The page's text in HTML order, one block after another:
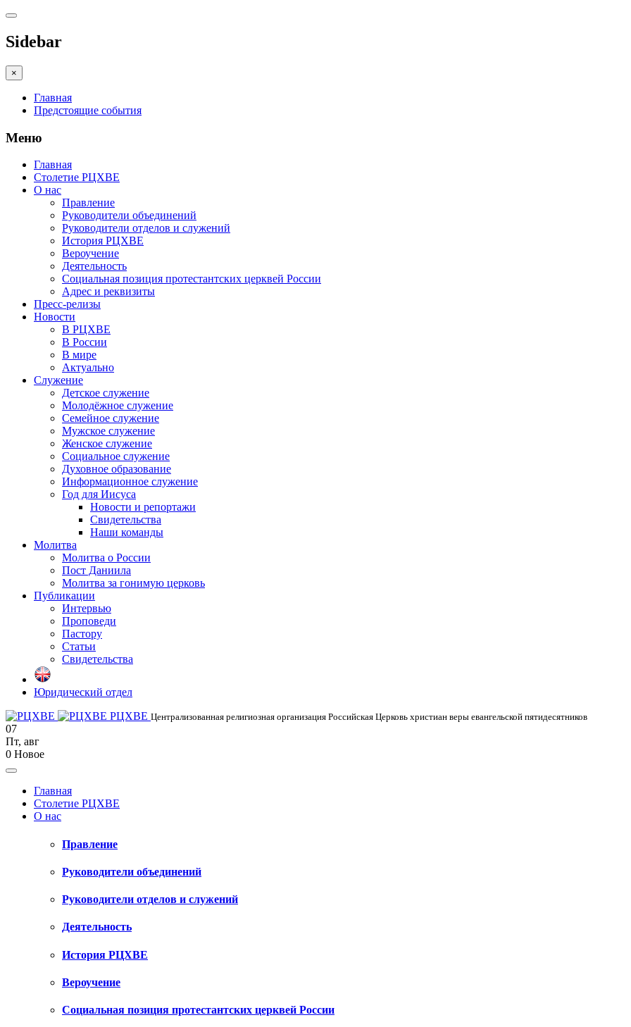
Sidebar
×
Главная
Предстоящие события
Меню
Главная
Столетие РЦХВЕ
О нас
Правление
Руководители объединений
Руководители отделов и служений
История РЦХВЕ
Вероучение
Деятельность
Социальная позиция протестантских церквей России
Адрес и реквизиты
Пресс-релизы
Новости
В РЦХВЕ
В России
В мире
Актуально
Служение
Детское служение
Молодёжное служение
Семейное служение
Мужское служение
Женское служение
Социальное служение
Духовное образование
Информационное служение
Год для Иисуса
Новости и репортажи
Свидетельства
Наши команды
Молитва
Молитва о России
Пост Даниила
Молитва за гонимую церковь
Публикации
Интервью
Проповеди
Пастору
Статьи
Свидетельства
Юридический отдел
РЦХВЕ Централизованная религиозная организация Российская Церковь христиан веры евангельской пятидесятников
07
Пт, авг
0 Новое
Главная
Столетие РЦХВЕ
О нас
Правление
Руководители объединений
Руководители отделов и служений
Деятельность
История РЦХВЕ
Вероучение
Социальная позиция протестантских церквей России